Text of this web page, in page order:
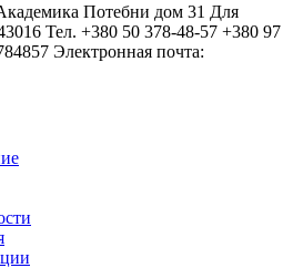
Потебни дом 31 Для
Тел. +380 50 378-48-57 +380 97
Электронная почта: